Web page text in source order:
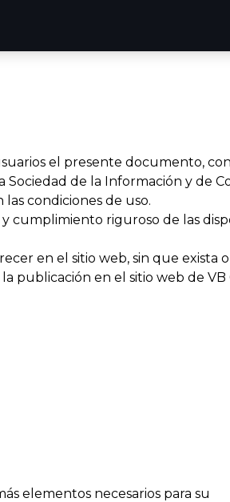
el presente documento,
Sociedad de la Información y de
las condiciones de uso.
cumplimiento riguroso de las
en el sitio web, sin que exista
publicación en el sitio web de VB
elementos necesarios para su